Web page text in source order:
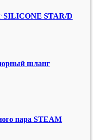
STAR/D
шланг
пара STEAM